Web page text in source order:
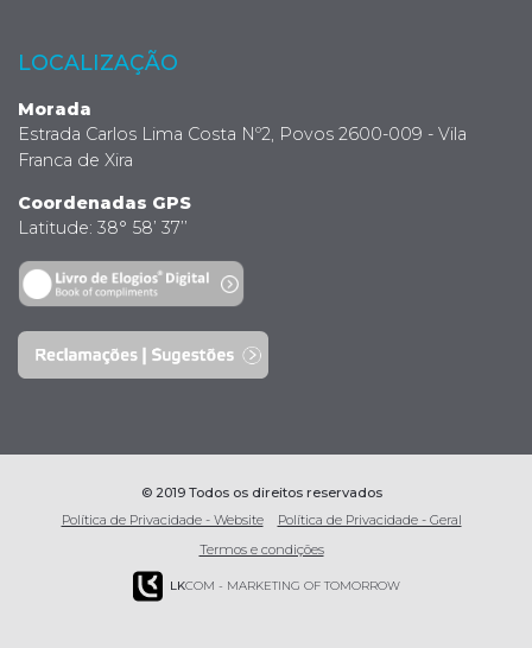
LOCALIZAÇÃO
Morada
Estrada Carlos Lima Costa Nº2, Povos 2600-009 - Vila
Franca de Xira
Coordenadas GPS
Latitude: 38° 58’ 37’’
© 2019 Todos os direitos reservados
Política de Privacidade - Website
Política de Privacidade - Geral
Termos e condições
LKCOM - MARKETING OF TOMORROW